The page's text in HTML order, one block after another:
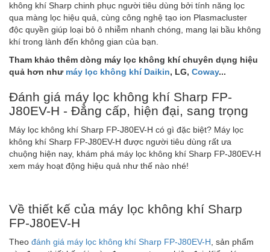
không khí Sharp chinh phục người tiêu dùng bởi tính năng lọc
qua màng lọc hiệu quả, cùng công nghệ tạo ion Plasmacluster
độc quyền giúp loại bỏ ô nhiễm nhanh chóng, mang lại bầu không
khí trong lành đến không gian của bạn.
Tham khảo thêm dòng máy lọc không khí chuyên dụng hiệu
quả hơn như máy lọc không khí Daikin, LG, Coway...
Đánh giá máy lọc không khí Sharp FP-
J80EV-H - Đẳng cấp, hiện đại, sang trọng
Máy lọc không khí Sharp FP-J80EV-H có gì đặc biệt? Máy lọc
không khí Sharp FP-J80EV-H được người tiêu dùng rất ưa
chuộng hiện nay, khám phá máy lọc không khí Sharp FP-J80EV-H
xem máy hoạt động hiệu quả như thế nào nhé!
Về thiết kế của máy lọc không khí Sharp
FP-J80EV-H
Theo đánh giá máy lọc không khí Sharp FP-J80EV-H , sản phẩm